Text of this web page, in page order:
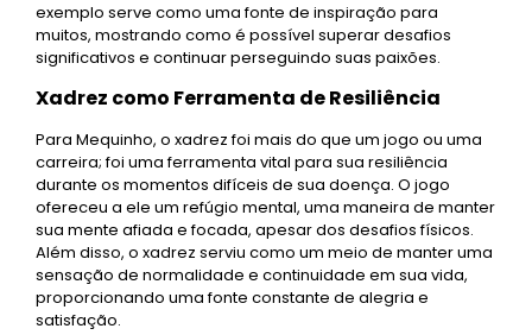
exemplo serve como uma fonte de inspiração para
muitos, mostrando como é possível superar desafios
significativos e continuar perseguindo suas paixões.
Xadrez como Ferramenta de Resiliência
Para Mequinho, o xadrez foi mais do que um jogo ou uma
carreira; foi uma ferramenta vital para sua resiliência
durante os momentos difíceis de sua doença. O jogo
ofereceu a ele um refúgio mental, uma maneira de manter
sua mente afiada e focada, apesar dos desafios físicos.
Além disso, o xadrez serviu como um meio de manter uma
sensação de normalidade e continuidade em sua vida,
proporcionando uma fonte constante de alegria e
satisfação.